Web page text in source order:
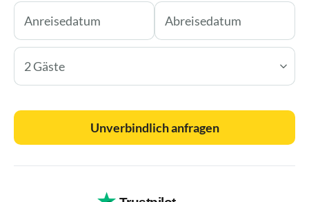
2 Gäste
Unverbindlich anfragen